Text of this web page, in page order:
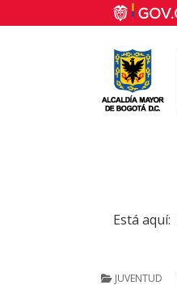
Está aquí:
JUVENTUD